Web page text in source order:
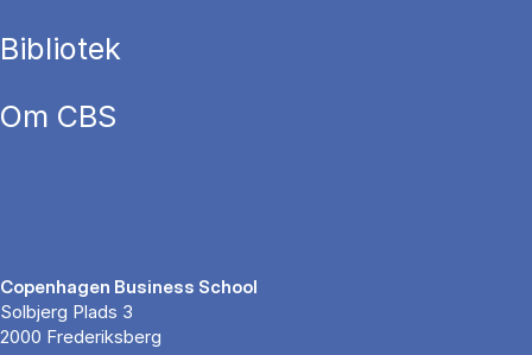
Bibliotek
Om CBS
Copenhagen Business School
Solbjerg Plads 3
2000 Frederiksberg